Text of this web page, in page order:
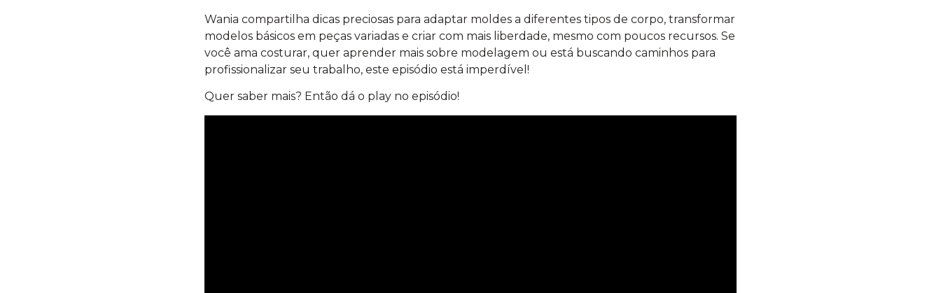
Wania compartilha dicas preciosas para adaptar moldes a diferentes tipos de corpo, transformar
modelos básicos em peças variadas e criar com mais liberdade, mesmo com poucos recursos. Se
você ama costurar, quer aprender mais sobre modelagem ou está buscando caminhos para
profissionalizar seu trabalho, este episódio está imperdível!
Quer saber mais? Então dá o play no episódio!